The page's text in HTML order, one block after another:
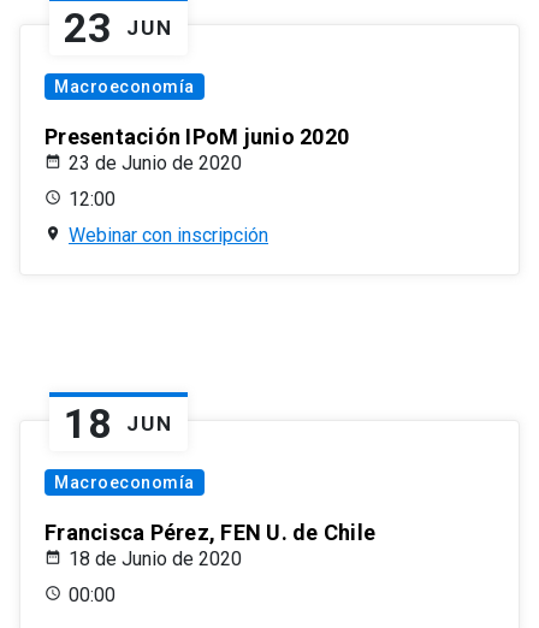
23 JUN
Macroeconomía
Presentación IPoM junio 2020
23 de Junio de 2020
12:00
Webinar con inscripción
18 JUN
Macroeconomía
Francisca Pérez, FEN U. de Chile
18 de Junio de 2020
00:00